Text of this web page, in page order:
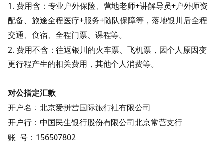
1. 费用含：专业户外保险、营地老师+讲解导员+户外师资
配备、旅途全程医疗+服务+随队保障等，落地银川后全程
交通、食宿、全程门票、课程等。
2. 费用不含：往返银川的火车票、飞机票，因个人原因变
更行程产生的相关费用，其他个人消费等。
对公指定汇款
开户名： 北京爱拼营国际旅行社有限公司
开户行：中国民生银行股份有限公司北京常营支行
账 号： 156507802